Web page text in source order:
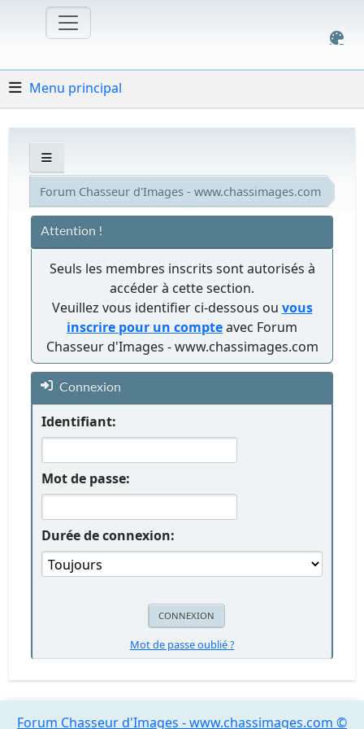
Menu principal
Forum Chasseur d'Images - www.chassimages.com
Attention !
Seuls les membres inscrits sont autorisés à
accéder à cette section.
Veuillez vous identifier ci-dessous ou vous
inscrire pour un compteavec Forum
Chasseur d'Images - www.chassimages.com
Connexion
Identifiant:
Mot de passe:
Durée de connexion:
Mot de passe oublié ?
Forum Chasseur d'Images - www.chassimages.com ©